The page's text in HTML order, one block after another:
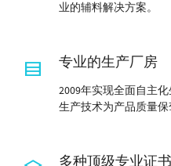
业的辅料解决方案。
专业的生产厂房
2009年实现全面自主
生产技术为产品质量保
多种顶级专业证书